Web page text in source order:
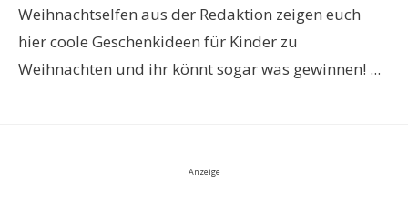
Weihnachtselfen aus der Redaktion zeigen euch
hier coole Geschenkideen für Kinder zu
Weihnachten und ihr könnt sogar was gewinnen! ...
Anzeige